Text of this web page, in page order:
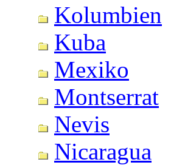
Kolumbien
Kuba
Mexiko
Montserrat
Nevis
Nicaragua